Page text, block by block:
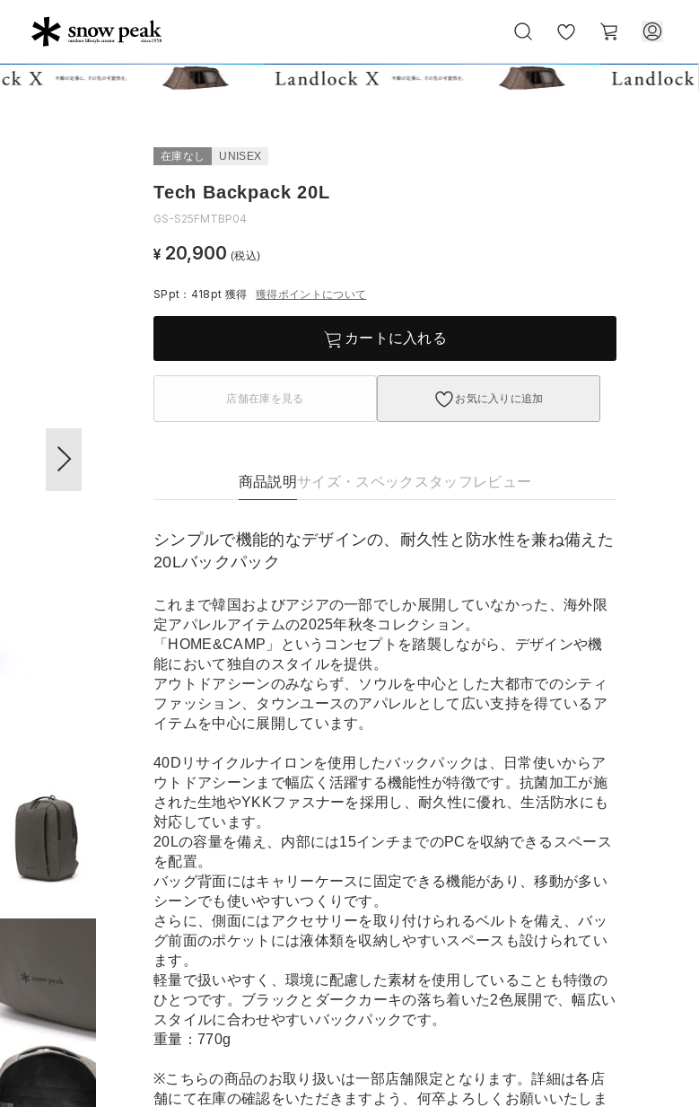
気
に
ー
ト
在庫なし UNISEX
Tech Backpack 20L
GS-S25FMTBP04
¥ 20,900 (税込)
SPpt：418pt 獲得 獲得ポイントについて
カートに入れる
店舗在庫を見る お気に入りに追加
商品説明サイズ・スペック スタッフレビュー
シンプルで機能的なデザインの、耐久性と防水性を兼ね備えた
20Lバックパック
これまで韓国およびアジアの一部でしか展開していなかった、海外限
定アパレルアイテムの2025年秋冬コレクション。
「HOME&CAMP」というコンセプトを踏襲しながら、デザインや機
能において独自のスタイルを提供。
アウトドアシーンのみならず、ソウルを中心とした大都市でのシティ
ファッション、タウンユースのアパレルとして広い支持を得ているア
イテムを中心に展開しています。
40Dリサイクルナイロンを使用したバックパックは、日常使いからア
ウトドアシーンまで幅広く活躍する機能性が特徴です。抗菌加工が施
された生地やYKKファスナーを採用し、耐久性に優れ、生活防水にも
対応しています。
20Lの容量を備え、内部には15インチまでのPCを収納できるスペース
を配置。
バッグ背面にはキャリーケースに固定できる機能があり、移動が多い
シーンでも使いやすいつくりです。
さらに、側面にはアクセサリーを取り付けられるベルトを備え、バッ
グ前面のポケットには液体類を収納しやすいスペースも設けられてい
ます。
軽量で扱いやすく、環境に配慮した素材を使用していることも特徴の
ひとつです。ブラックとダークカーキの落ち着いた2色展開で、幅広い
スタイルに合わせやすいバックパックです。
重量：770g
※こちらの商品のお取り扱いは一部店舗限定となります。詳細は各店
舗にて在庫の確認をいただきますよう、何卒よろしくお願いいたしま